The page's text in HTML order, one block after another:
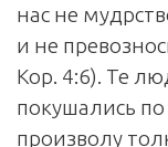
нас не
и не
Кор. 4:6). Те
покушались
произволу